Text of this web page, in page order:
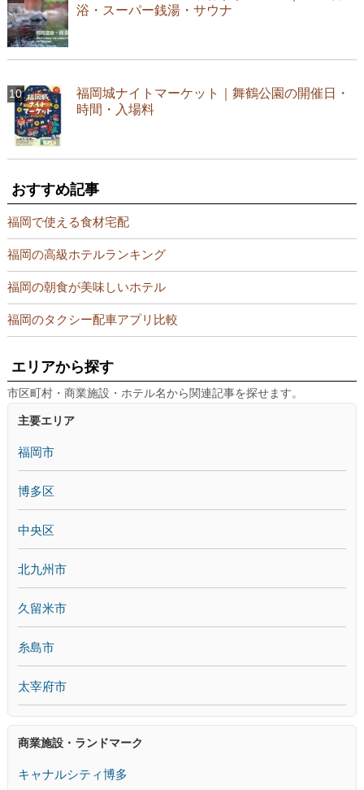
浴・スーパー銭湯・サウナ
福岡城ナイトマーケット｜舞鶴公園の開催日・
時間・入場料
おすすめ記事
福岡で使える食材宅配
福岡の高級ホテルランキング
福岡の朝食が美味しいホテル
福岡のタクシー配車アプリ比較
エリアから探す
市区町村・商業施設・ホテル名から関連記事を探せます。
主要エリア
福岡市
博多区
中央区
北九州市
久留米市
糸島市
太宰府市
商業施設・ランドマーク
キャナルシティ博多